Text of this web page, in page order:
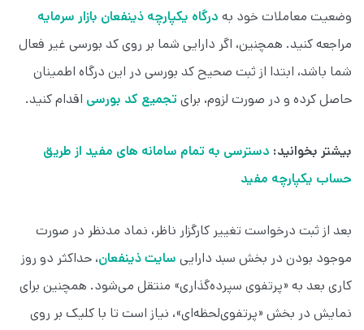
وضعیت معاملات خود به درگاه یکپارچه ذینفعان بازار سرمایه
مراجعه کنید. همچنین، اگر دارایی شما بر روی کد بورسی غیر فعال
شما باشد، ابتدا از ثبت صحیح کد بورسی در این درگاه اطمینان
حاصل کرده و در صورت لزوم، برای تجمیع کد بورسی اقدام کنید.
بیشتر بخوانید: دسترسی به تمام سامانه های مفید از طریق
حساب یکپارچه مفید
بعد از ثبت درخواست تغییر کارگزار ناظر، نماد مدنظر در صورت
موجود بودن در بخش سبد دارایی سایت ذینفعان، حداکثر دو روز
کاری بعد به «پرتفوی سپرده‌گذاری» منتقل می‌شود. همچنین برای
نمایش در بخش «پرتفوی‌لحظه‌ای»، نیاز است تا با کلیک بر روی